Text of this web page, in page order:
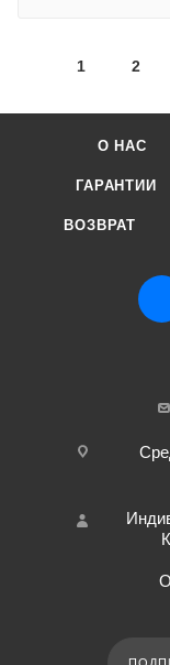
1 2
О НАС
ГАРАНТИИ
ВОЗВРАТ